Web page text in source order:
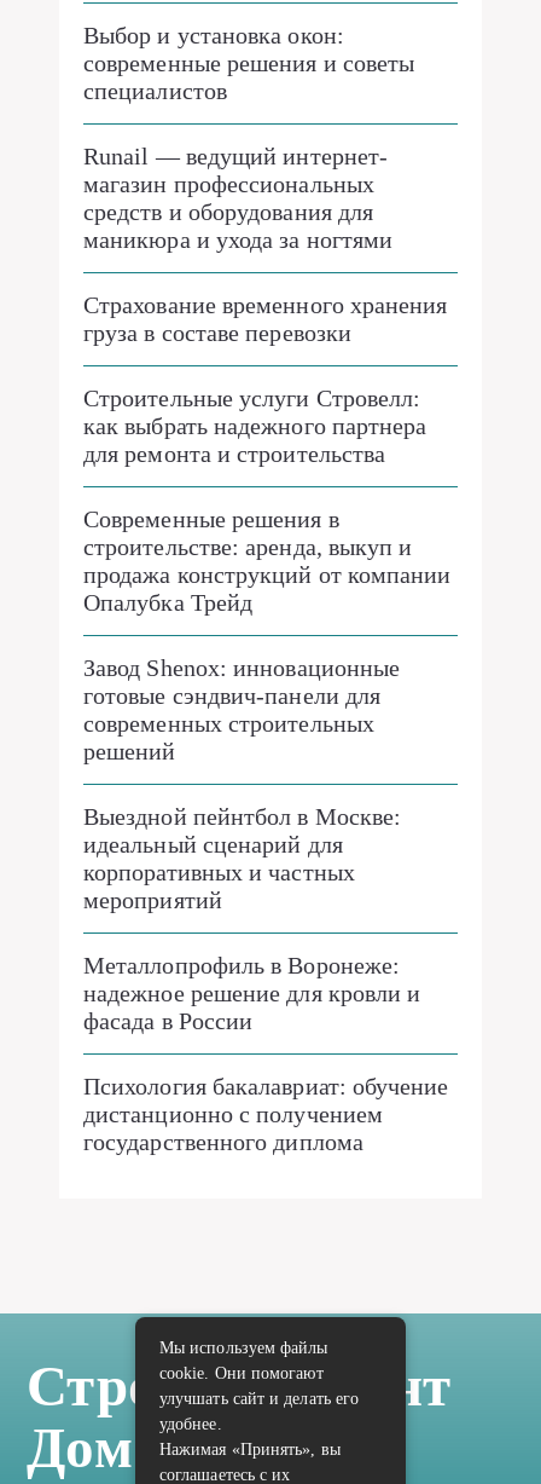
Выбор и установка окон:
современные решения и советы
специалистов
Runail — ведущий интернет-
магазин профессиональных
средств и оборудования для
маникюра и ухода за ногтями
Страхование временного хранения
груза в составе перевозки
Строительные услуги Стровелл:
как выбрать надежного партнера
для ремонта и строительства
Современные решения в
строительстве: аренда, выкуп и
продажа конструкций от компании
Опалубка Трейд
Завод Shenox: инновационные
готовые сэндвич-панели для
современных строительных
решений
Выездной пейнтбол в Москве:
идеальный сценарий для
корпоративных и частных
мероприятий
Металлопрофиль в Воронеже:
надежное решение для кровли и
фасада в России
Психология бакалавриат: обучение
дистанционно с получением
государственного диплома
Стройка Ремонт
Дом Отделка
Мы используем файлы
cookie. Они помогают
улучшать сайт и делать его
удобнее.
Нажимая «Принять», вы
соглашаетесь с их